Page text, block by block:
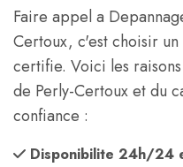
Faire appel a
Certoux, c'est choisir
certifie. Voici les
de Perly-Certoux et du
confiance :
Disponibilite 24h/24